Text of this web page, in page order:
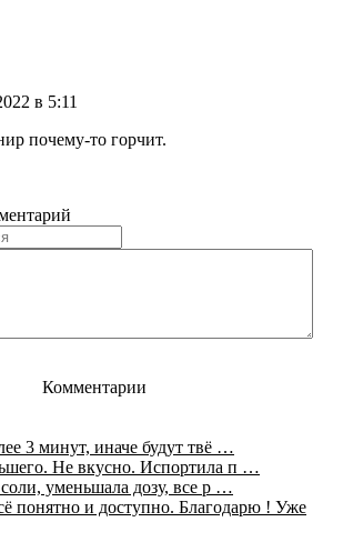
в 5:11
почему-то горчит.
Комментарии
3 минут, иначе будут твё …
Не вкусно. Испортила п …
уменьшала дозу, все р …
понятно и доступно. Благодарю ! Уже